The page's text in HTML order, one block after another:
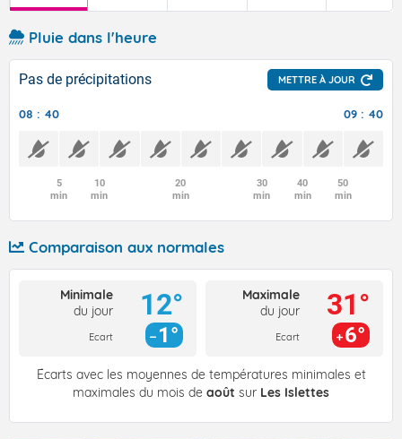
Pluie dans l'heure
Pas de précipitations METTRE À JOUR
08 : 40 09 : 40
5
min
10
min
20
min
30
min
40
min
50
min
Comparaison aux normales
Minimale
du jour
Ecart
12°
1°
Maximale
du jour
Ecart
31°
6°
Écarts avec les moyennes de températures minimales et
maximales du mois de août sur Les Islettes